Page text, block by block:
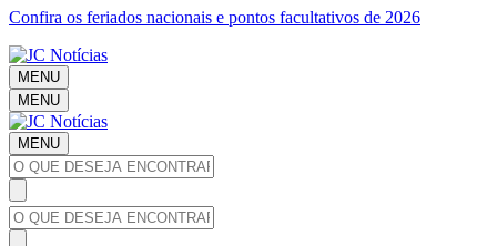
Confira os feriados nacionais e pontos facultativos de 2026
MENU
MENU
MENU